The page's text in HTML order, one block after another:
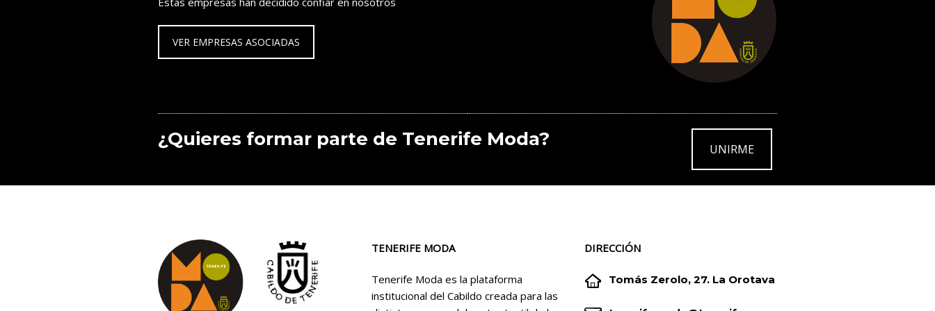
VER EMPRESAS ASOCIADAS
¿Quieres formar parte de Tenerife Moda? UNIRME
TENERIFE MODA
Tenerife Moda es la plataforma
institucional del Cabildo creada para las
DIRECCIÓN

 Tomás Zerolo, 27. La Orotava